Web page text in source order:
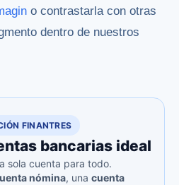
o contrastarla con otras
dentro de nuestros
FINANTRES
bancarias ideal
sola cuenta para todo.
nómina, una cuenta